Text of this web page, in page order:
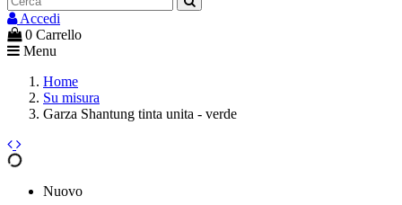
Accedi
0 Carrello
Menu
Home
Su misura
Garza Shantung tinta unita - verde
Nuovo